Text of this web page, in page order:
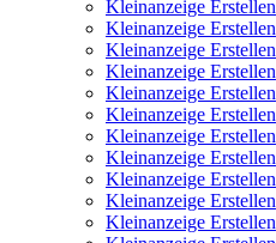
Kleinanzeige Erstellen
Kleinanzeige Erstellen
Kleinanzeige Erstellen
Kleinanzeige Erstellen
Kleinanzeige Erstellen
Kleinanzeige Erstellen
Kleinanzeige Erstellen
Kleinanzeige Erstellen
Kleinanzeige Erstellen
Kleinanzeige Erstellen
Kleinanzeige Erstellen